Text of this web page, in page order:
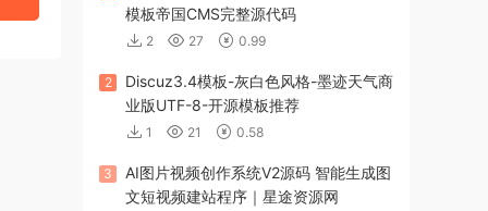
模板帝国CMS完整源代码
2 27 0.99
2
Discuz3.4模板-灰白色风格-墨迹天气商
业版UTF-8-开源模板推荐
1 21 0.58
3
AI图片视频创作系统V2源码 智能生成图
文短视频建站程序｜星途资源网